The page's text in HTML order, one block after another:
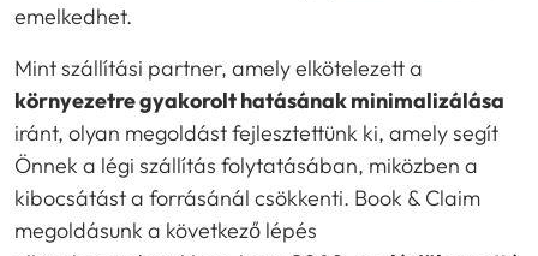
emelkedhet.
Mint szállítási partner, amely elkötelezett a
környezetre gyakorolt hatásának minimalizálása
iránt, olyan megoldást fejlesztettünk ki, amely segít
Önnek a légi szállítás folytatásában, miközben a
kibocsátást a forrásánál csökkenti. Book & Claim
megoldásunk a következő lépés